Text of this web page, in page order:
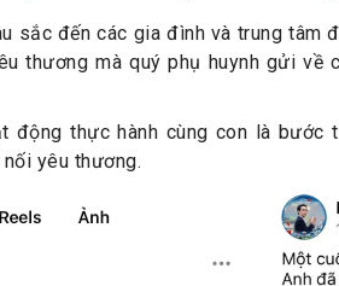
sắc đến các gia đình và trung tâm
thương mà quý phụ huynh gửi
động thực hành cùng con là bước
yêu thương.